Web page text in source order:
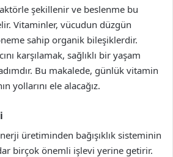
şekillenir ve beslenme bu
Vitaminler, vücudun düzgün
sahip organik bileşiklerdir.
karşılamak, sağlıklı bir yaşam
Bu makalede, günlük vitamin
yollarını ele alacağız.
üretiminden bağışıklık sisteminin
birçok önemli işlevi yerine getirir.